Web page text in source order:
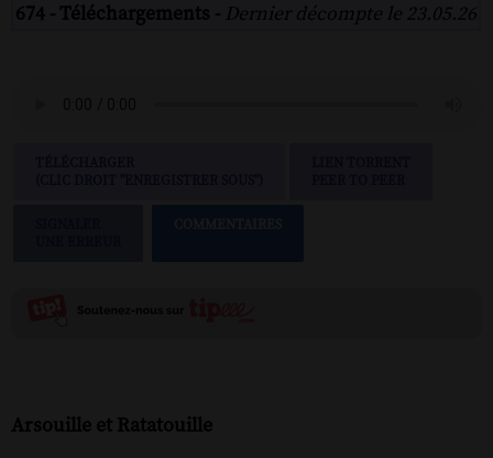
674 - Téléchargements - Dernier décompte le 23.05.26
Arsouille et Ratatouille